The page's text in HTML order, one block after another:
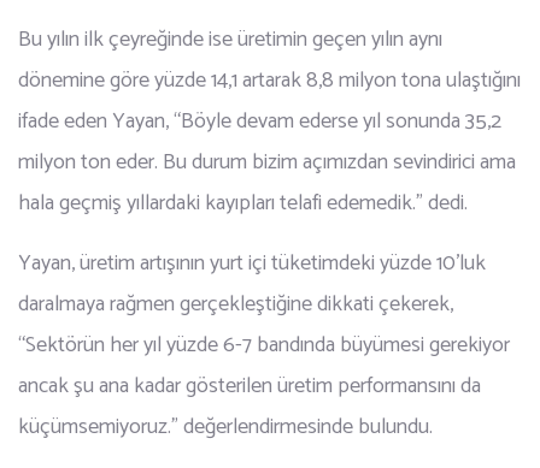
Bu yılın ilk çeyreğinde ise üretimin geçen yılın aynı
dönemine göre yüzde 14,1 artarak 8,8 milyon tona ulaştığını
ifade eden Yayan, “Böyle devam ederse yıl sonunda 35,2
milyon ton eder. Bu durum bizim açımızdan sevindirici ama
hala geçmiş yıllardaki kayıpları telafi edemedik.” dedi.
Yayan, üretim artışının yurt içi tüketimdeki yüzde 10’luk
daralmaya rağmen gerçekleştiğine dikkati çekerek,
“Sektörün her yıl yüzde 6-7 bandında büyümesi gerekiyor
ancak şu ana kadar gösterilen üretim performansını da
küçümsemiyoruz.” değerlendirmesinde bulundu.